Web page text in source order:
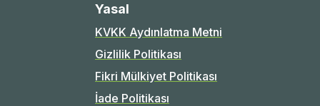
Yasal
KVKK Aydınlatma Metni
Gizlilik Politikası
Fikri Mülkiyet Politikası
İade Politikası